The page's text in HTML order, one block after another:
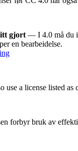
gjort — I 4.0 må du
en bearbeidelse.
use a license listed as
forbyr bruk av